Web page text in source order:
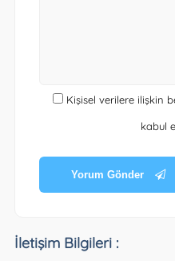
Kişisel verilere ilişkin
kabul
Yorum Gönder
İletişim Bilgileri :